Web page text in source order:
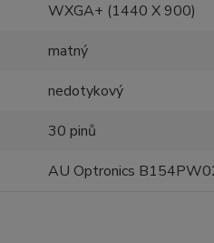
WXGA+ (1440 X 900)
matný
nedotykový
30 pinů
AU Optronics